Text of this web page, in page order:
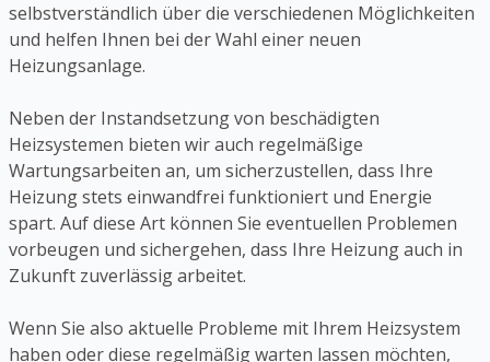
selbstverständlich über die verschiedenen Möglichkeiten
und helfen Ihnen bei der Wahl einer neuen
Heizungsanlage.
Neben der Instandsetzung von beschädigten
Heizsystemen bieten wir auch regelmäßige
Wartungsarbeiten an, um sicherzustellen, dass Ihre
Heizung stets einwandfrei funktioniert und Energie
spart. Auf diese Art können Sie eventuellen Problemen
vorbeugen und sichergehen, dass Ihre Heizung auch in
Zukunft zuverlässig arbeitet.
Wenn Sie also aktuelle Probleme mit Ihrem Heizsystem
haben oder diese regelmäßig warten lassen möchten,